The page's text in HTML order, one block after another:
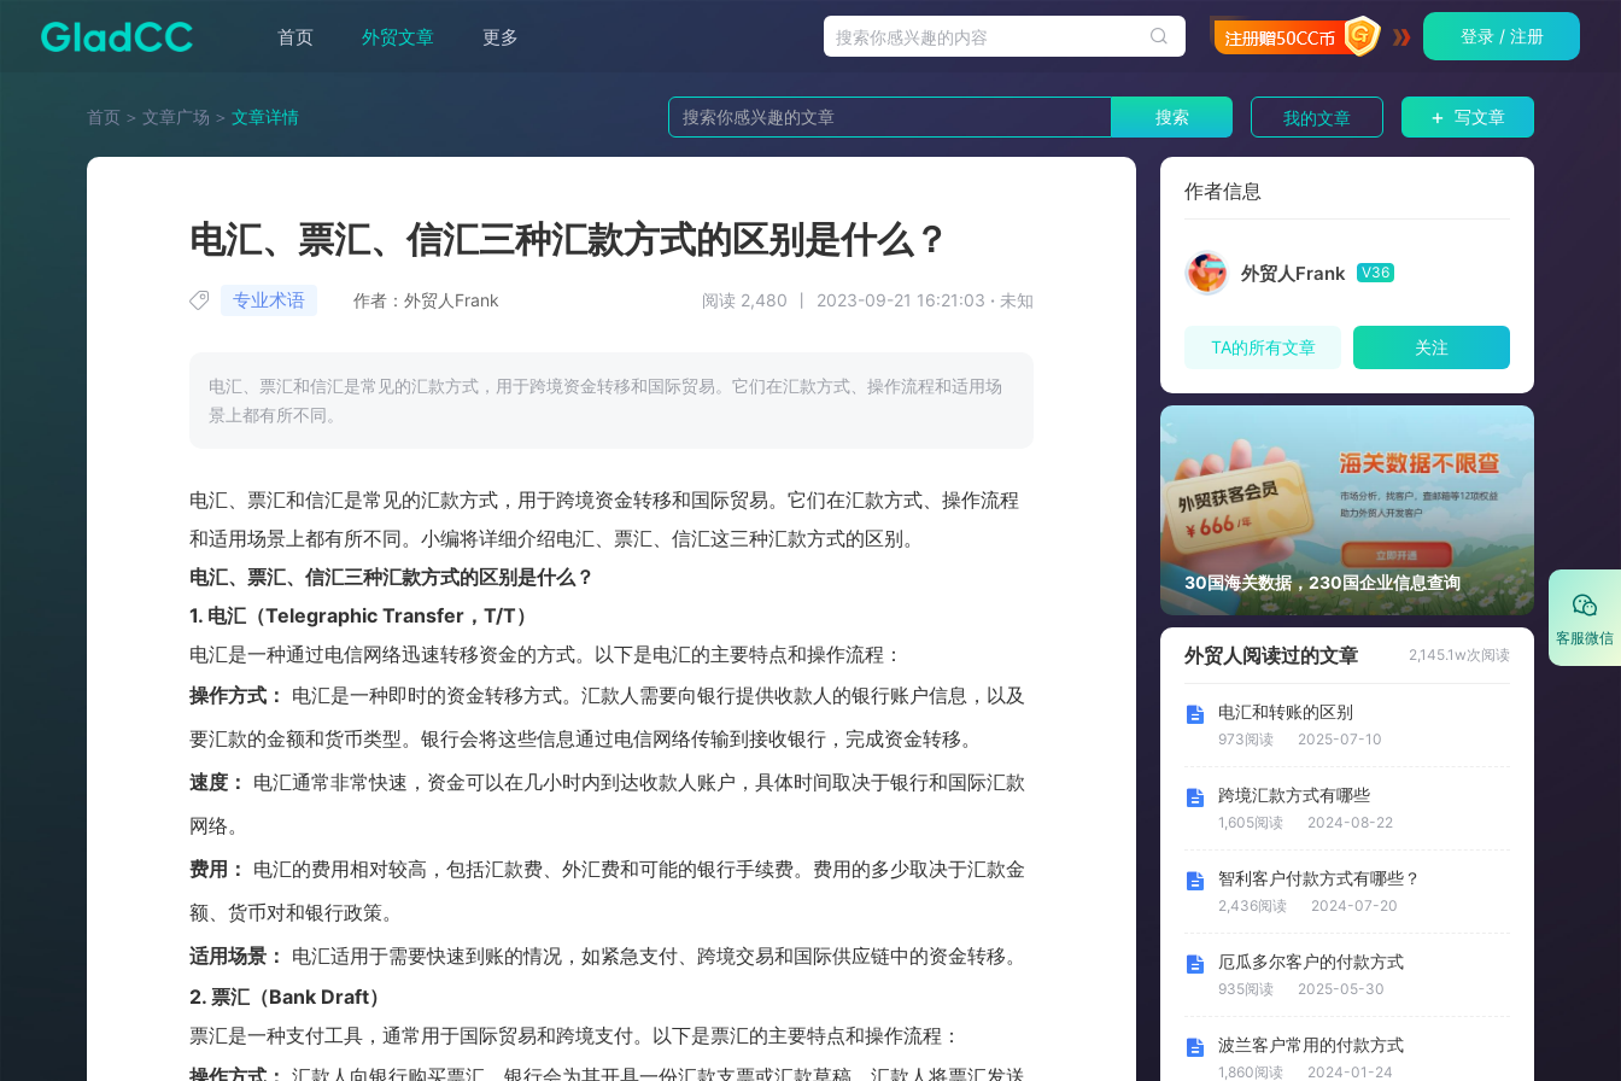
首页 外贸文章 更多 登录 / 注册
客服微信
首页 ＞ 文章广场 ＞ 文章详情 搜索 我的文章 + 写文章
电汇、票汇、信汇三种汇款方式的区别是什么？
专业术语 作者：外贸人Frank 阅读 2,480 丨 2023-09-21 16:21:03 · 未知
电汇、票汇和信汇是常见的汇款方式，用于跨境资金转移和国际贸易。它们在汇款方式、操作流程和适用场
景上都有所不同。
电汇、票汇和信汇是常见的汇款方式，用于跨境资金转移和国际贸易。它们在汇款方式、操作流程
和适用场景上都有所不同。小编将详细介绍电汇、票汇、信汇这三种汇款方式的区别。
电汇、票汇、信汇三种汇款方式的区别是什么？
1. 电汇（Telegraphic Transfer，T/T）
电汇是一种通过电信网络迅速转移资金的方式。以下是电汇的主要特点和操作流程：
操作方式： 电汇是一种即时的资金转移方式。汇款人需要向银行提供收款人的银行账户信息，以及
要汇款的金额和货币类型。银行会将这些信息通过电信网络传输到接收银行，完成资金转移。
速度： 电汇通常非常快速，资金可以在几小时内到达收款人账户，具体时间取决于银行和国际汇款
网络。
费用： 电汇的费用相对较高，包括汇款费、外汇费和可能的银行手续费。费用的多少取决于汇款金
额、货币对和银行政策。
适用场景： 电汇适用于需要快速到账的情况，如紧急支付、跨境交易和国际供应链中的资金转移。
2. 票汇（Bank Draft）
票汇是一种支付工具，通常用于国际贸易和跨境支付。以下是票汇的主要特点和操作流程：
操作方式： 汇款人向银行购买票汇，银行会为其开具一份汇款支票或汇款草稿。汇款人将票汇发送
作者信息
外贸人Frank V36
TA的所有文章 关注
30国海关数据，230国企业信息查询
外贸人阅读过的文章 2,145.1w次阅读
电汇和转账的区别
973阅读 2025-07-10
跨境汇款方式有哪些
1,605阅读 2024-08-22
智利客户付款方式有哪些？
2,436阅读 2024-07-20
厄瓜多尔客户的付款方式
935阅读 2025-05-30
波兰客户常用的付款方式
1,860阅读 2024-01-24